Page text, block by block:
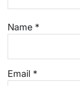
Name *
Email *